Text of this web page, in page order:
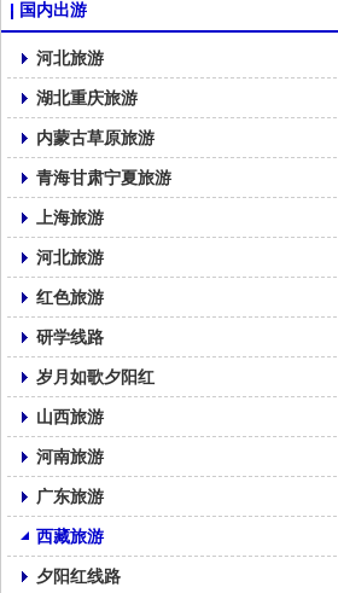
国内出游
河北旅游
湖北重庆旅游
内蒙古草原旅游
青海甘肃宁夏旅游
上海旅游
河北旅游
红色旅游
研学线路
岁月如歌夕阳红
山西旅游
河南旅游
广东旅游
西藏旅游
夕阳红线路